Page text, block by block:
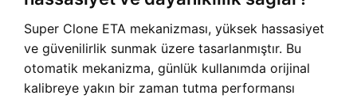
Super Clone ETA mekanizması, yüksek hassasiyet
ve güvenilirlik sunmak üzere tasarlanmıştır. Bu
otomatik mekanizma, günlük kullanımda orijinal
kalibreye yakın bir zaman tutma performansı